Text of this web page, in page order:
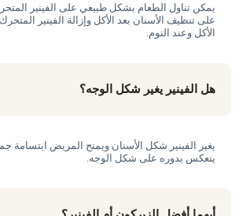
يمكن تناول الطعام بشكل طبيعي على الفينير
على تنظيف الأسنان بعد الأكل وإزالة الفينير
الأكل وعند النوم.
هل الفينير يغير شكل الوجه؟
يغير الفينير شكل الأسنان ويمنح المريض ابتسامة
ينعكس بدوره على شكل الوجه.